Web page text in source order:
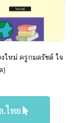
ใหม่ ครูกมลรัชต์ ใจ
)
.ไทย